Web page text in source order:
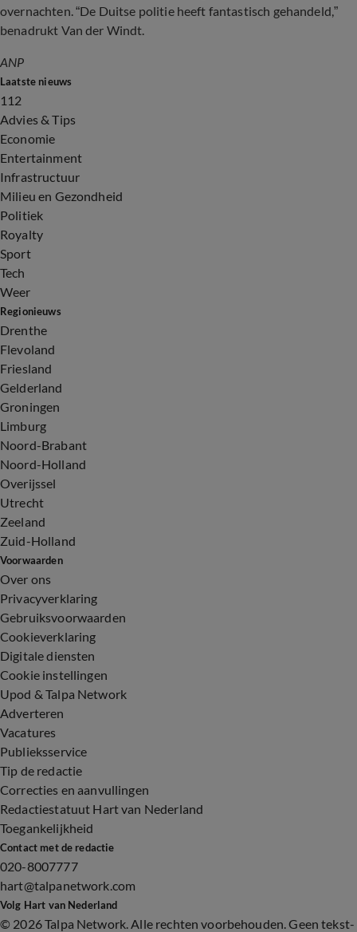
overnachten. “De Duitse politie heeft fantastisch gehandeld,”
benadrukt Van der Windt.
ANP
Laatste nieuws
112
Advies & Tips
Economie
Entertainment
Infrastructuur
Milieu en Gezondheid
Politiek
Royalty
Sport
Tech
Weer
Regionieuws
Drenthe
Flevoland
Friesland
Gelderland
Groningen
Limburg
Noord-Brabant
Noord-Holland
Overijssel
Utrecht
Zeeland
Zuid-Holland
Voorwaarden
Over ons
Privacyverklaring
Gebruiksvoorwaarden
Cookieverklaring
Digitale diensten
Cookie instellingen
Upod & Talpa Network
Adverteren
Vacatures
Publieksservice
Tip de redactie
Correcties en aanvullingen
Redactiestatuut Hart van Nederland
Toegankelijkheid
Contact met de redactie
020-8007777
hart@talpanetwork.com
Volg Hart van Nederland
© 2026 Talpa Network. Alle rechten voorbehouden. Geen tekst-